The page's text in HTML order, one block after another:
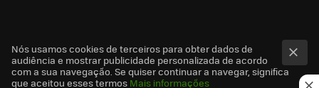
Nós usamos cookies de terceiros para obter dados de
audiência e mostrar publicidade personalizada de acordo
com a sua navegação. Se quiser continuar a navegar, significa
que aceitou esses termos Mais informações